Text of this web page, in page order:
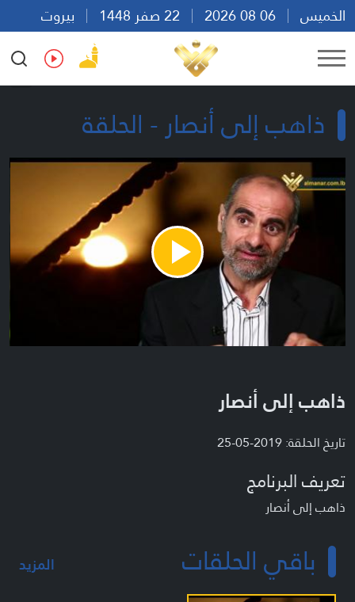
الخميس
بيروت
22:22
Ar En Fr Es
ذاهب إلى أنصار - الحلقة
Play
Video
ذاهب إلى أنصار
تاريخ الحلقة: 2019-05-25
تعريف البرنامج
ذاهب إلى أنصار
باقي الحلقات المزيد